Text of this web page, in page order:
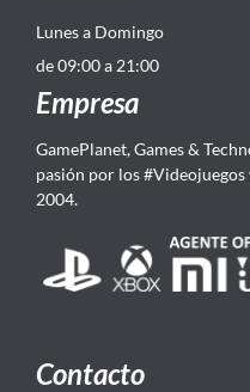
Lunes a Domingo
de 09:00 a 21:00
Empresa
GamePlanet, Games &
pasión por los #Videojuegos
2004.
Contacto